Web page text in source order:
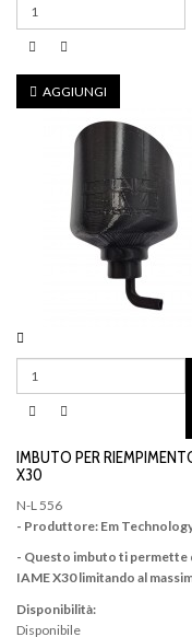
AGGIUNGI
IMBUTO PER
X30
N-L 556
- Produttore: Em
- Questo imbuto ti permette
IAME X30limitando al
Disponibilità:
Disponibile